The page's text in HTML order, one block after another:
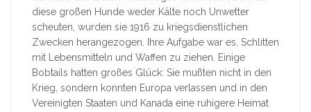
diese großen Hunde weder Kälte noch Unwetter
scheuten, wurden sie 1916 zu kriegsdienstlichen
Zwecken herangezogen. Ihre Aufgabe war es, Schlitten
mit Lebensmitteln und Waffen zu ziehen. Einige
Bobtails hatten großes Glück: Sie mußten nicht in den
Krieg, sondern konnten Europa verlassen und in den
Vereinigten Staaten und Kanada eine ruhigere Heimat